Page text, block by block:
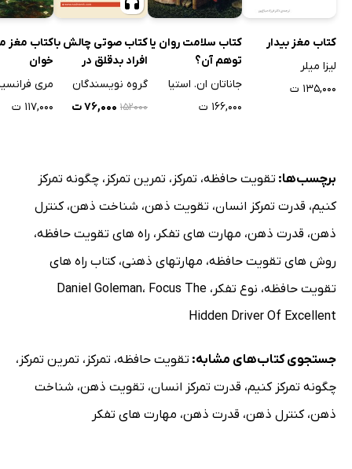
کتاب مغز بیدار
لیزا میلر
۱۳۵,۰۰۰ ت
کتاب سلامت روان یا
توهم آن؟
جاناتان ان. استیا
۱۶۶,۰۰۰ ت
کتاب صوتی چالش با
افراد بدقلق در
محیط کار
گروه نویسندگان
۱۵۲۰۰۰ ۷۶,۰۰۰ ت
کتاب مغز
خوان
مری
۱۱۷,۰۰۰ ت
برچسب‌ها: تقویت حافظه، تمرکز ، تمرین تمرکز ، چگونه تمرکز
کنیم، قدرت تمرکز انسان، تقویت ذهن، شناخت ذهن،کنترل
ذهن، قدرت ذهن، مهارت های تفکر ، راه های تقویت حافظه،
روش های تقویت حافظه، مهارت­های ذهنی،کتاب راه های
تقویت حافظه، نوع تفکر ، Daniel Goleman، Focus The
Hidden Driver Of Excellent
جستجوی کتاب‌های مشابه: تقویت حافظه، تمرکز ، تمرین تمرکز ،
چگونه تمرکز کنیم، قدرت تمرکز انسان، تقویت ذهن، شناخت
ذهن،کنترل ذهن، قدرت ذهن، مهارت های تفکر